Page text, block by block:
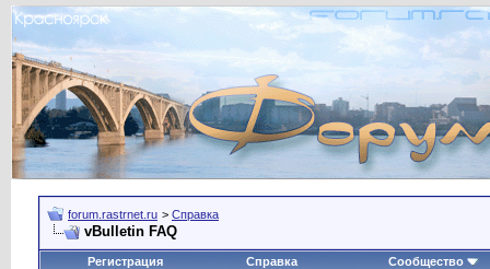
forum.rastrnet.ru > Справка
vBulletin FAQ
Регистрация Справка Сообщество